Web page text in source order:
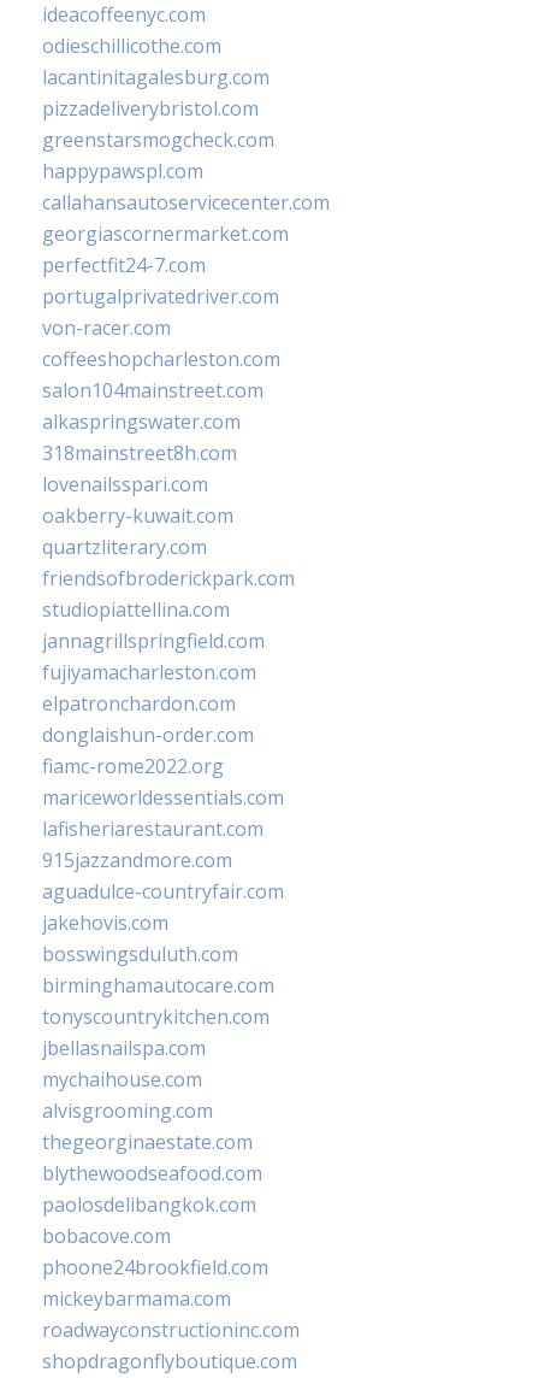
ideacoffeenyc.com
odieschillicothe.com
lacantinitagalesburg.com
pizzadeliverybristol.com
greenstarsmogcheck.com
happypawspl.com
callahansautoservicecenter.com
georgiascornermarket.com
perfectfit24-7.com
portugalprivatedriver.com
von-racer.com
coffeeshopcharleston.com
salon104mainstreet.com
alkaspringswater.com
318mainstreet8h.com
lovenailsspari.com
oakberry-kuwait.com
quartzliterary.com
friendsofbroderickpark.com
studiopiattellina.com
jannagrillspringfield.com
fujiyamacharleston.com
elpatronchardon.com
donglaishun-order.com
fiamc-rome2022.org
mariceworldessentials.com
lafisheriarestaurant.com
915jazzandmore.com
aguadulce-countryfair.com
jakehovis.com
bosswingsduluth.com
birminghamautocare.com
tonyscountrykitchen.com
jbellasnailspa.com
mychaihouse.com
alvisgrooming.com
thegeorginaestate.com
blythewoodseafood.com
paolosdelibangkok.com
bobacove.com
phoone24brookfield.com
mickeybarmama.com
roadwayconstructioninc.com
shopdragonflyboutique.com